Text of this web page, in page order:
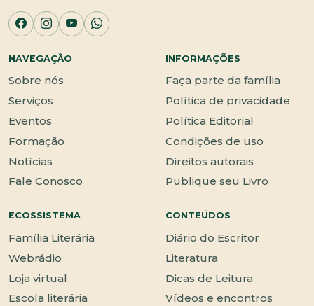
NAVEGAÇÃO
Sobre nós
Serviços
Eventos
Formação
Notícias
Fale Conosco
INFORMAÇÕES
Faça parte da família
Política de privacidade
Política Editorial
Condições de uso
Direitos autorais
Publique seu Livro
ECOSSISTEMA
Família Literária
Webrádio
Loja virtual
Escola literária
CONTEÚDOS
Diário do Escritor
Literatura
Dicas de Leitura
Vídeos e encontros